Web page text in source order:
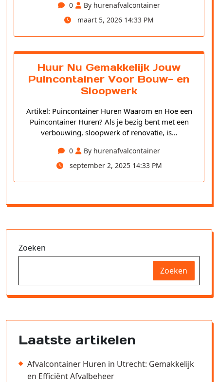
0
By hurenafvalcontainer
maart 5, 2026 14:33 PM
Huur Nu Gemakkelijk Jouw
Puincontainer Voor Bouw- en
Sloopwerk
Artikel: Puincontainer Huren Waarom en Hoe een
Puincontainer Huren? Als je bezig bent met een
verbouwing, sloopwerk of renovatie, is…
0
By hurenafvalcontainer
september 2, 2025 14:33 PM
Zoeken
Zoeken
Laatste artikelen
Afvalcontainer Huren in Utrecht: Gemakkelijk
en Efficiënt Afvalbeheer